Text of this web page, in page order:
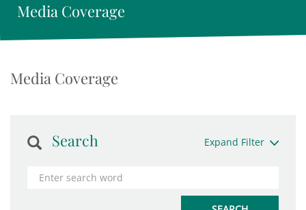
Media Coverage
Media Coverage
Search Expand Filter